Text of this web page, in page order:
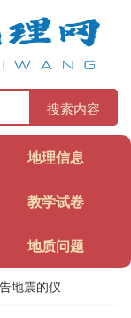
搜索内容
地理信息
教学试卷
地质问题
地震的仪